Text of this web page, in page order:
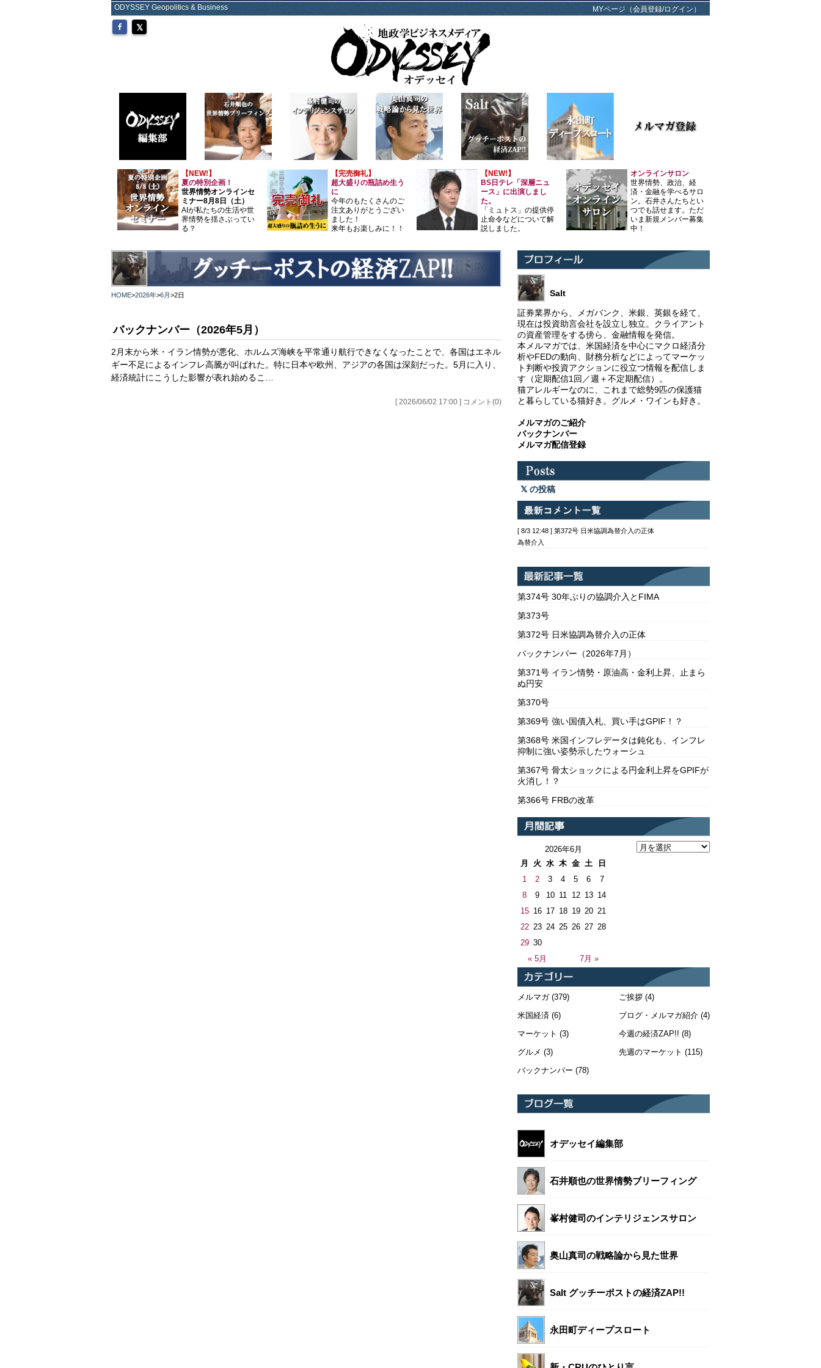
ODYSSEY Geopolitics & Business MYページ（会員登録/ログイン）
【NEW!】
夏の特別企画！
世界情勢オンラインセ
ミナー8月8日（土）
AIが私たちの生活や世
界情勢を揺さぶってい
る？
【完売御礼】
超大盛りの瓶詰め生う
に
今年のもたくさんのご
注文ありがとうござい
ました！
来年もお楽しみに！！
【NEW!】
BS日テレ「深層ニュ
ース」に出演しまし
た。
「ミュトス」の提供停
止命令などについて解
説しました。
オンラインサロン
世界情勢、政治、経
済・金融を学べるサロ
ン。石井さんたちとい
つでも話せます。ただ
いま新規メンバー募集
中！
HOME>2026年>6月 >2日
バックナンバー（2026年5月）
2月末から米・イラン情勢が悪化、ホルムズ海峡を平常通り航行できなくなったことで、各国はエネル
ギー不足によるインフレ高騰が叫ばれた。特に日本や欧州、アジアの各国は深刻だった。5月に入り、
経済統計にこうした影響が表れ始めるこ…
[ 2026/06/02 17:00 ] コメント(0)
Salt
証券業界から、メガバンク、米銀、英銀を経て、
現在は投資助言会社を設立し独立。クライアント
の資産管理をする傍ら、金融情報を発信。
本メルマガでは、米国経済を中心にマクロ経済分
析やFEDの動向、財務分析などによってマーケッ
ト判断や投資アクションに役立つ情報を配信しま
す（定期配信1回／週＋不定期配信）。
猫アレルギーなのに、これまで総勢9匹の保護猫
と暮らしている猫好き。グルメ・ワインも好き。
メルマガのご紹介
バックナンバー
メルマガ配信登録
の投稿
[ 8/3 12:48 ] 第372号 日米協調為替介入の正体
為替介入
第374号 30年ぶりの協調介入とFIMA
第373号
第372号 日米協調為替介入の正体
バックナンバー（2026年7月）
第371号 イラン情勢・原油高・金利上昇、止まら
ぬ円安
第370号
第369号 強い国債入札、買い手はGPIF！？
第368号 米国インフレデータは鈍化も、インフレ
抑制に強い姿勢示したウォーシュ
第367号 骨太ショックによる円金利上昇をGPIFが
火消し！？
第366号 FRBの改革
2026年6月
月
火 水 木 金 土 日
« 5月 7月 »
1 2 3 4 5 6
7
8
9 10 11 12 13 14
15 16 17 18 19 20 21
22 23 24 25 26 27 28
29 30
メルマガ(379)
米国経済 (6)
マーケット (3)
グルメ (3)
バックナンバー (78)
ご挨拶(4)
ブログ・メルマガ紹介(4)
今週の経済ZAP!! (8)
先週のマーケット (115)
オデッセイ編集部
石井順也の世界情勢ブリーフィング
峯村健司のインテリジェンスサロン
奥山真司の戦略論から見た世界
Salt グッチーポストの経済ZAP!!
永田町ディープスロート